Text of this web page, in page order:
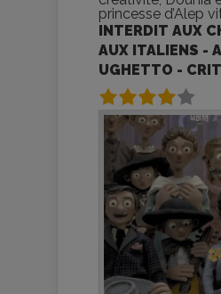
princesse d’Alep
INTERDIT AUX
AUX ITALIENS -
UGHETTO -